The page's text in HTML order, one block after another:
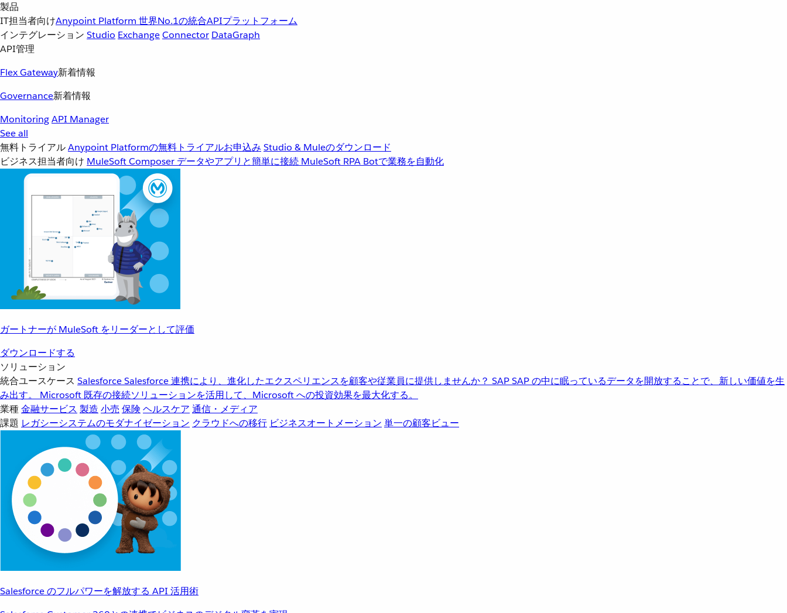
製品
IT担当者向けAnypoint Platform 世界No.1の統合APIプラットフォーム
インテグレーション Studio ExchangeConnector DataGraph
API管理
Flex Gateway新着情報
Governance新着情報
MonitoringAPI Manager
See all
無料トライアルAnypoint Platformの無料トライアルお申込み Studio & Muleのダウンロード
ビジネス担当者向け MuleSoft Composer データやアプリと簡単に接続 MuleSoft RPA Botで業務を自動化
ガートナーが MuleSoft をリーダーとして評価
ダウンロードする
ソリューション
統合ユースケース SalesforceSalesforce 連携により、進化したエクスペリエンスを顧客や従業員に提供しませんか？ SAPSAP の中に眠っているデータを開放することで、新しい価値を生
み出す。
Microsoft 既存の接続ソリューションを活用して、Microsoft への投資効果を最大化する。
業種金融サービス 製造 小売 保険 ヘルスケア 通信・メディア
課題 レガシーシステムのモダナイゼーション クラウドへの移行 ビジネスオートメーション 単一の顧客ビュー
Salesforce のフルパワーを解放する API 活用術